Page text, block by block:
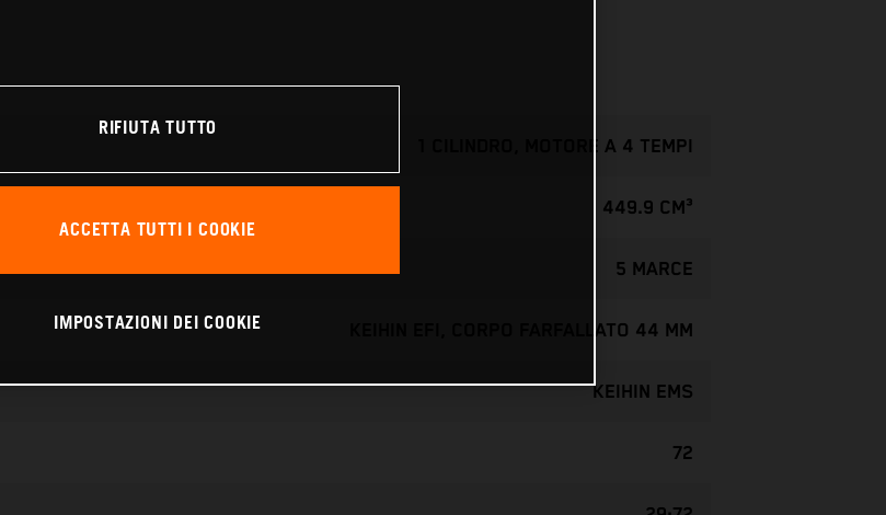
1 CILINDRO, MOTORE A 4 TEMPI
449.9 CM³
5 MARCE
KEIHIN EFI, CORPO FARFALLATO 44 MM
KEIHIN EMS
72
RIFIUTA TUTTO
ACCETTA TUTTI I COOKIE
IMPOSTAZIONI DEI COOKIE